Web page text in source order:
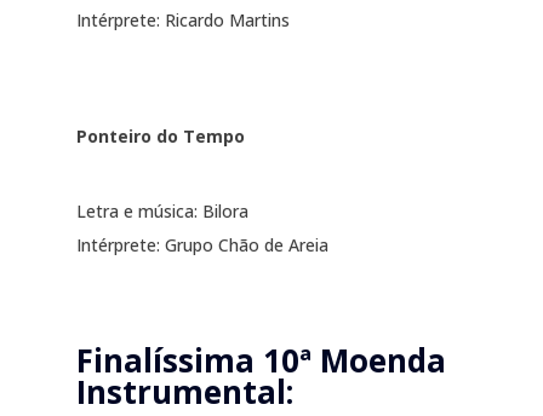
Intérprete: Ricardo Martins
Ponteiro do Tempo
Letra e música: Bilora
Intérprete: Grupo Chão de Areia
Finalíssima 10ª Moenda
Instrumental: